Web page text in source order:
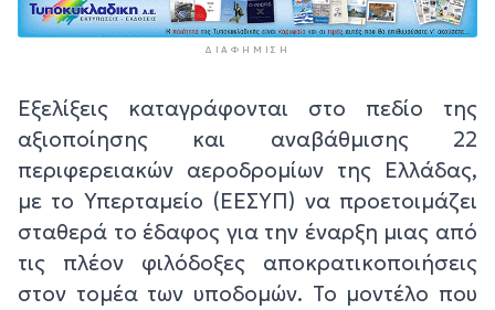
ΔΙΑΦΉΜΙΣΗ
Εξελίξεις καταγράφονται στο πεδίο της
αξιοποίησης και αναβάθμισης 22
περιφερειακών αεροδρομίων της Ελλάδας,
με το Υπερταμείο (ΕΕΣΥΠ) να προετοιμάζει
σταθερά το έδαφος για την έναρξη μιας από
τις πλέον φιλόδοξες αποκρατικοποιήσεις
στον τομέα των υποδομών. Το μοντέλο που